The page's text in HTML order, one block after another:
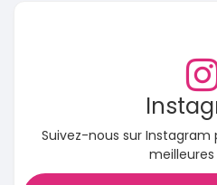
Suivez-nous sur